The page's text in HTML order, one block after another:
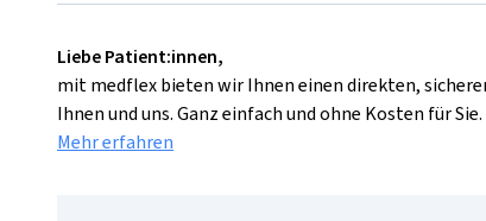
Liebe Patient:innen,
mit medflex bieten wir Ihnen einen direkten,
Ihnen und uns. Ganz einfach und ohne Kosten für Sie.
Mehr erfahren